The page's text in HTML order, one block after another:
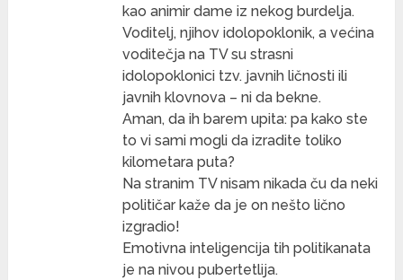
kao animir dame iz nekog burdelja.
Voditelj, njihov idolopoklonik, a većina
voditečja na TV su strasni
idolopoklonici tzv. javnih ličnosti ili
javnih klovnova – ni da bekne.
Aman, da ih barem upita: pa kako ste
to vi sami mogli da izradite toliko
kilometara puta?
Na stranim TV nisam nikada ču da neki
političar kaže da je on nešto lično
izgradio!
Emotivna inteligencija tih politikanata
je na nivou pubertetlija.